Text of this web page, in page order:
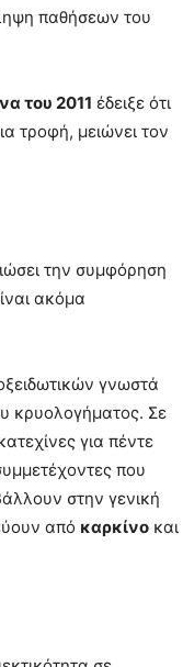
παθήσεων του
του 2011 έδειξε ότι
τροφή, μειώνει τον
την συμφόρηση
ακόμα
γνωστά
κρυολογήματος. Σε
για πέντε
που
στην γενική
από καρκίνο και